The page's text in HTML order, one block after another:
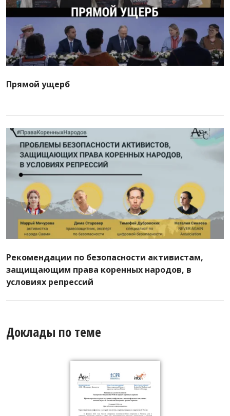
Прямой ущерб
Рекомендации по безопасности активистам,
защищающим права коренных народов, в
условиях репрессий
Доклады по теме